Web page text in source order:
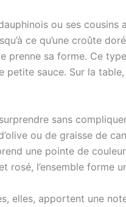
ou ses cousins
ce qu’une croûte
prenne sa forme. Ce
petite sauce. Sur la
sans
ou de graisse de
une pointe de
rosé, l’ensemble forme
elles, apportent une